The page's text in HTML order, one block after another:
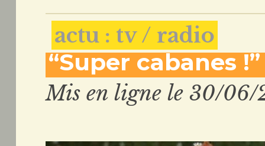
actu : tv / radio
“Super cabanes
Mis en ligne le 30/06/